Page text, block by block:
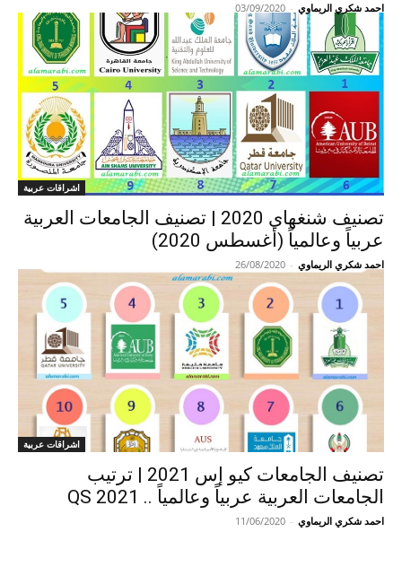
احمد شكري الريماوي -
03/09/2020
اشراقات عربية
تصنيف شنغهاي 2020 | تصنيف الجامعات العربية
عربياً وعالمياً (أغسطس 2020)
احمد شكري الريماوي -
26/08/2020
اشراقات عربية
تصنيف الجامعات كيو إس 2021 | ترتيب
الجامعات العربية عربياً وعالمياً .. QS 2021
احمد شكري الريماوي -
11/06/2020